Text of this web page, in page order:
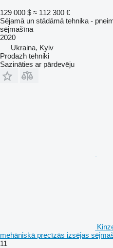
129 000 $ ≈ 112 300 €
Sējamā un stādāmā tehnika -
sējmašīna
2020
Ukraina, Kyiv
Prodazh tehniki
Sazināties ar pārdevēju
mehāniskā precīzās izsējas
11